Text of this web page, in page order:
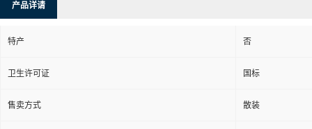
产品详请
特产 否
卫生许可证 国标
售卖方式 散装